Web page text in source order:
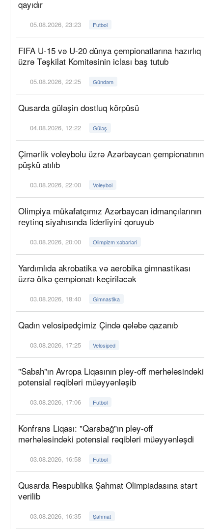
qayıdır
05.08.2026, 23:23 Futbol
FIFA U-15 və U-20 dünya çempionatlarına hazırlıq
üzrə Təşkilat Komitəsinin iclası baş tutub
05.08.2026, 22:25 Gündəm
Qusarda güləşin dostluq körpüsü
04.08.2026, 12:22 Güləş
Çimərlik voleybolu üzrə Azərbaycan çempionatının
püşkü atılıb
03.08.2026, 22:00 Voleybol
Olimpiya mükafatçımız Azərbaycan idmançılarının
reytinq siyahısında liderliyini qoruyub
03.08.2026, 20:00 Olimpizm xəbərləri
Yardımlıda akrobatika və aerobika gimnastikası
üzrə ölkə çempionatı keçiriləcək
03.08.2026, 18:40 Gimnastika
Qadın velosipedçimiz Çində qələbə qazanıb
03.08.2026, 17:25 Velosiped
"Sabah"ın Avropa Liqasının pley-off mərhələsindəki
potensial rəqibləri müəyyənləşib
03.08.2026, 17:06 Futbol
Konfrans Liqası: "Qarabağ"ın pley-off
mərhələsindəki potensial rəqibləri müəyyənləşdi
03.08.2026, 16:58 Futbol
Qusarda Respublika Şahmat Olimpiadasına start
verilib
03.08.2026, 16:35 Şahmat